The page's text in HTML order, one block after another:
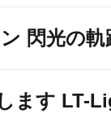
閃光の軌
ます LT-